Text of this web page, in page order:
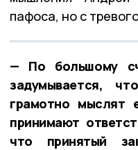
пафоса, но с
— По большому
задумывается,
грамотно мыслят
принимают
что принятый